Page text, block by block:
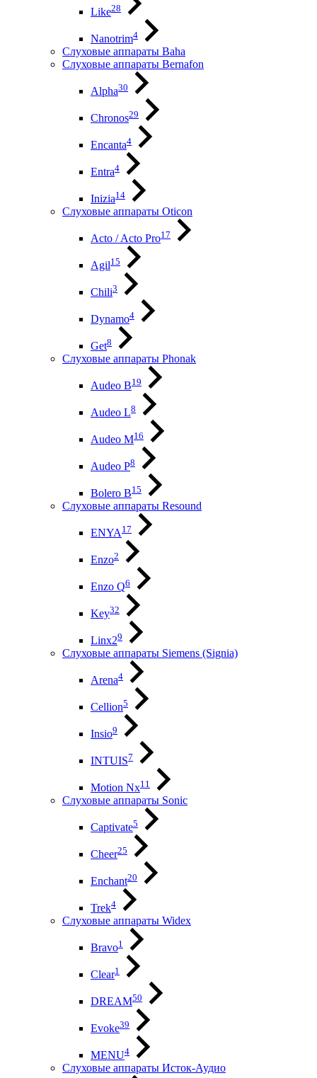
Like28
Nanotrim4
Слуховые аппараты Baha
Слуховые аппараты Bernafon
Alpha30
Chronos29
Encanta4
Entra4
Inizia14
Слуховые аппараты Oticon
Acto / Acto Pro17
Agil15
Chili3
Dynamo4
Get8
Слуховые аппараты Phonak
Audeo B19
Audeo L8
Audeo М16
Audeo P8
Bolero B15
Слуховые аппараты Resound
ENYA17
Enzo2
Enzo Q6
Key32
Linx29
Слуховые аппараты Siemens (Signia)
Arena4
Cellion5
Insio9
INTUIS7
Motion Nx11
Слуховые аппараты Sonic
Captivate5
Cheer25
Enchant20
Trek4
Слуховые аппараты Widex
Bravo1
Clear1
DREAM50
Evoke39
MENU4
Слуховые аппараты Исток-Аудио